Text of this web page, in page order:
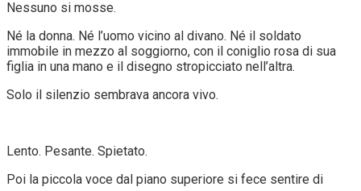
Nessuno si mosse.
Né la donna. Né l’uomo vicino al divano. Né il soldato
immobile in mezzo al soggiorno, con il coniglio rosa di sua
figlia in una mano e il disegno stropicciato nell’altra.
Solo il silenzio sembrava ancora vivo.
Lento. Pesante. Spietato.
Poi la piccola voce dal piano superiore si fece sentire di